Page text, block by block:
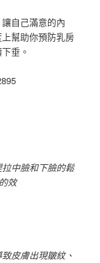
自己滿意的內
幫助你預防乳房
垂。
中臉和下臉的鬆
效
皮膚出現皺紋、